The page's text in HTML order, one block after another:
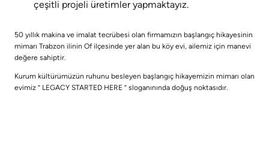
çeşitli projeli üretimler yapmaktayız.
50 yıllık makina ve imalat tecrübesi olan firmamızın başlangıç hikayesinin
mimarı Trabzon ilinin Of ilçesinde yer alan bu köy evi, ailemiz için manevi
değere sahiptir.
Kurum kültürümüzün ruhunu besleyen başlangıç hikayemizin mimarı olan
evimiz ” LEGACY STARTED HERE ” sloganınında doğuş noktasıdır.